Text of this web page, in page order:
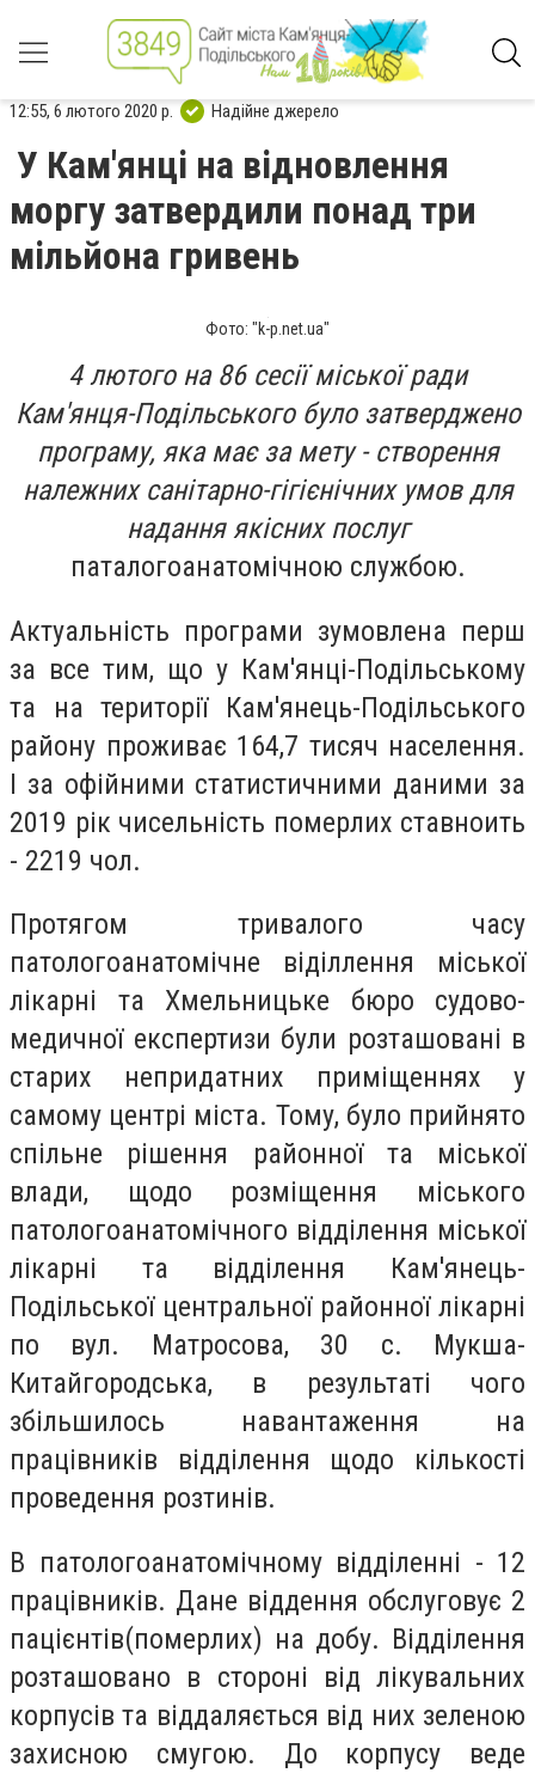
12:55, 6 лютого 2020 р. Надійне джерело
У Кам'янці на відновлення
моргу затвердили понад три
мільйона гривень
Фото: "k-p.net.ua"
4 лютого на 86 сесії міської ради
Кам'янця-Подільського було затверджено
програму, яка має за мету - створення
належних санітарно-гігієнічних умов для
надання якісних послуг
паталогоанатомічною службою.
Актуальність програми зумовлена перш
за все тим, що у Кам'янці-Подільському
та на території Кам'янець-Подільського
району проживає 164,7 тисяч населення.
І за офійними статистичними даними за
2019 рік чисельність померлих ставноить
- 2219 чол.
Протягом тривалого часу
патологоанатомічне віділлення міської
лікарні та Хмельницьке бюро судово-
медичної експертизи були розташовані в
старих непридатних приміщеннях у
самому центрі міста. Тому, було прийнято
спільне рішення районної та міської
влади, щодо розміщення міського
патологоанатомічного відділення міської
лікарні та відділення Кам'янець-
Подільської центральної районної лікарні
по вул. Матросова, 30 с. Мукша-
Китайгородська, в результаті чого
збільшилось навантаження на
працівників відділення щодо кількості
проведення розтинів.
В патологоанатомічному відділенні - 12
працівників. Дане віддення обслуговує 2
пацієнтів(померлих) на добу. Відділення
розташовано в стороні від лікувальних
корпусів та віддаляється від них зеленою
захисною смугою. До корпусу веде